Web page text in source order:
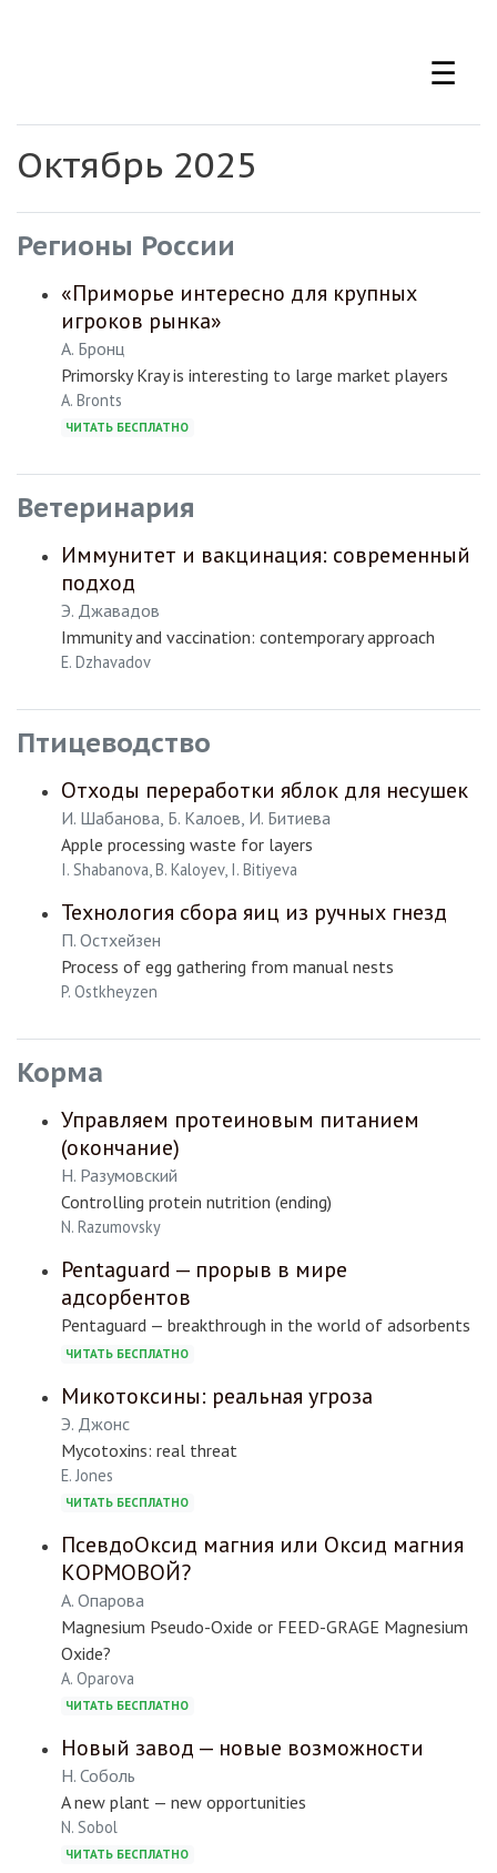
☰
Октябрь 2025
Регионы России
«Приморье интересно для крупных
игроков рынка»
А. Бронц
Primorsky Kray is interesting to large market players
A. Bronts
ЧИТАТЬ БЕСПЛАТНО
Ветеринария
Иммунитет и вакцинация: современный
подход
Э. Джавадов
Immunity and vaccination: contemporary approach
E. Dzhavadov
Птицеводство
Отходы переработки яблок для несушек
И. Шабанова, Б. Калоев, И. Битиева
Apple processing waste for layers
I. Shabanova, B. Kaloyev, I. Bitiyeva
Технология сбора яиц из ручных гнезд
П. Остхейзен
Process of egg gathering from manual nests
P. Ostkheyzen
Корма
Управляем протеиновым питанием
(окончание)
Н. Разумовский
Controlling protein nutrition (ending)
N. Razumovsky
Pentaguard — прорыв в мире
адсорбентов
Pentaguard — breakthrough in the world of adsorbents
ЧИТАТЬ БЕСПЛАТНО
Микотоксины: реальная угроза
Э. Джонс
Mycotoxins: real threat
E. Jones
ЧИТАТЬ БЕСПЛАТНО
ПсевдоОксид магния или Оксид магния
КОРМОВОЙ?
А. Опарова
Magnesium Pseudo-Oxide or FEED-GRAGE Magnesium
Oxide?
A. Oparova
ЧИТАТЬ БЕСПЛАТНО
Новый завод — новые возможности
Н. Соболь
A new plant — new opportunities
N. Sobol
ЧИТАТЬ БЕСПЛАТНО